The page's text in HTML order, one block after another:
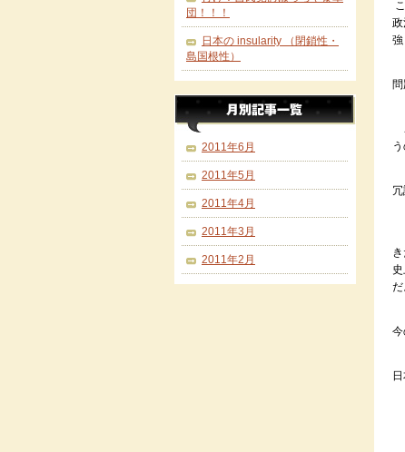
政
強
だ
今
団！！！
日本の insularity （閉鎖性・
島国根性）
2011年6月
2011年5月
2011年4月
2011年3月
2011年2月